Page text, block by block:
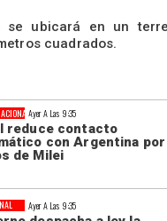
Ayer A Las 9:35
reduce contacto
con Argentina por
de Milei
Ayer A Las 9:35
se ubicará en un
cuadrados.